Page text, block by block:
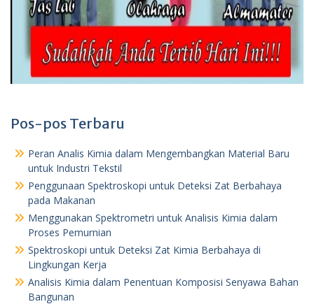
Pos-pos Terbaru
Peran Analis Kimia dalam Mengembangkan Material Baru
untuk Industri Tekstil
Penggunaan Spektroskopi untuk Deteksi Zat Berbahaya
pada Makanan
Menggunakan Spektrometri untuk Analisis Kimia dalam
Proses Pemurnian
Spektroskopi untuk Deteksi Zat Kimia Berbahaya di
Lingkungan Kerja
Analisis Kimia dalam Penentuan Komposisi Senyawa Bahan
Bangunan